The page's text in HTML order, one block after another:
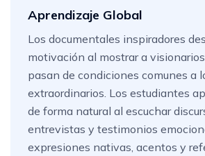
Aprendizaje Global
Los documentales inspiradores
motivación al mostrar a
pasan de condiciones comunes a
extraordinarios. Los estudiantes
de forma natural al escuchar
entrevistas y testimonios
expresiones nativas, acentos y